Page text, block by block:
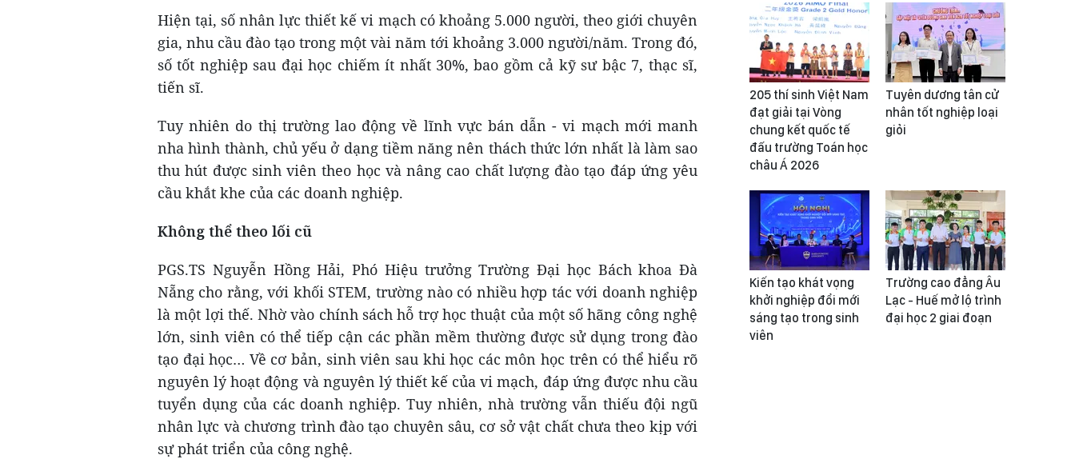
Hiện tại, số nhân lực thiết kế vi mạch có khoảng 5.000 người, theo giới chuyên
gia, nhu cầu đào tạo trong một vài năm tới khoảng 3.000 người/năm. Trong đó,
số tốt nghiệp sau đại học chiếm ít nhất 30%, bao gồm cả kỹ sư bậc 7, thạc sĩ,
tiến sĩ.
Tuy nhiên do thị trường lao động về lĩnh vực bán dẫn - vi mạch mới manh
nha hình thành, chủ yếu ở dạng tiềm năng nên thách thức lớn nhất là làm sao
thu hút được sinh viên theo học và nâng cao chất lượng đào tạo đáp ứng yêu
cầu khắt khe của các doanh nghiệp.
Không thể theo lối cũ
PGS.TS Nguyễn Hồng Hải, Phó Hiệu trưởng Trường Đại học Bách khoa Đà
Nẵng cho rằng, với khối STEM, trường nào có nhiều hợp tác với doanh nghiệp
là một lợi thế. Nhờ vào chính sách hỗ trợ học thuật của một số hãng công nghệ
lớn, sinh viên có thể tiếp cận các phần mềm thường được sử dụng trong đào
tạo đại học… Về cơ bản, sinh viên sau khi học các môn học trên có thể hiểu rõ
nguyên lý hoạt động và nguyên lý thiết kế của vi mạch, đáp ứng được nhu cầu
tuyển dụng của các doanh nghiệp. Tuy nhiên, nhà trường vẫn thiếu đội ngũ
nhân lực và chương trình đào tạo chuyên sâu, cơ sở vật chất chưa theo kịp với
sự phát triển của công nghệ.
205 thí sinh Việt Nam
đạt giải tại Vòng
chung kết quốc tế
đấu trường Toán học
châu Á 2026
Tuyên dương tân cử
nhân tốt nghiệp loại
giỏi
Kiến tạo khát vọng
khởi nghiệp đổi mới
sáng tạo trong sinh
viên
Trường cao đẳng Âu
Lạc - Huế mở lộ trình
đại học 2 giai đoạn